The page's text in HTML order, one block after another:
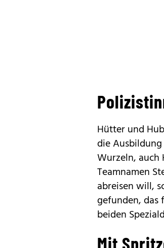
Hütter und
die
Wurzeln, auch
Teamnamen
abreisen will,
gefunden, das
beiden
Mit